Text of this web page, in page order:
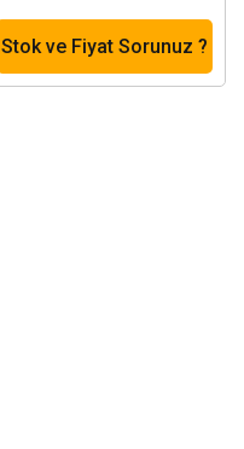
Stok ve Fiyat Sorunuz ?